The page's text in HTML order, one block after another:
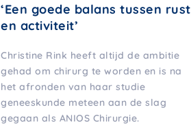
‘Een goede balans tussen rust
en activiteit’
Christine Rink heeft altijd de ambitie
gehad om chirurg te worden en is na
het afronden van haar studie
geneeskunde meteen aan de slag
gegaan als ANIOS Chirurgie.